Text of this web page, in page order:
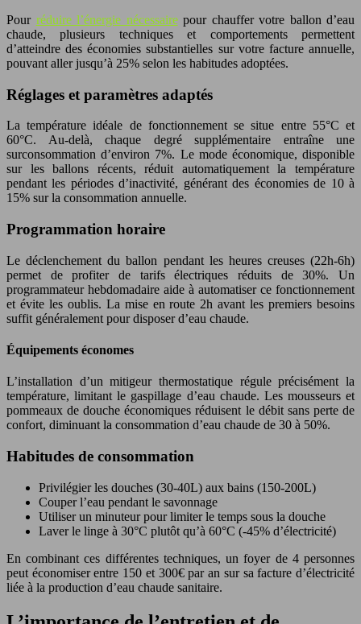
Pour réduire l’énergie nécessairepour chauffer votre ballon d’eau
chaude, plusieurs techniques et comportements permettent
d’atteindre des économies substantielles sur votre facture annuelle,
pouvant aller jusqu’à 25% selon les habitudes adoptées.
Réglages et paramètres adaptés
La température idéale de fonctionnement se situe entre 55°C et
60°C. Au-delà, chaque degré supplémentaire entraîne une
surconsommation d’environ 7%. Le mode économique, disponible
sur les ballons récents, réduit automatiquement la température
pendant les périodes d’inactivité, générant des économies de 10 à
15% sur la consommation annuelle.
Programmation horaire
Le déclenchement du ballon pendant les heures creuses (22h-6h)
permet de profiter de tarifs électriques réduits de 30%. Un
programmateur hebdomadaire aide à automatiser ce fonctionnement
et évite les oublis. La mise en route 2h avant les premiers besoins
suffit généralement pour disposer d’eau chaude.
Équipements économes
L’installation d’un mitigeur thermostatique régule précisément la
température, limitant le gaspillage d’eau chaude. Les mousseurs et
pommeaux de douche économiques réduisent le débit sans perte de
confort, diminuant la consommation d’eau chaude de 30 à 50%.
Habitudes de consommation
Privilégier les douches (30-40L) aux bains (150-200L)
Couper l’eau pendant le savonnage
Utiliser un minuteur pour limiter le temps sous la douche
Laver le linge à 30°C plutôt qu’à 60°C (-45% d’électricité)
En combinant ces différentes techniques, un foyer de 4 personnes
peut économiser entre 150 et 300€ par an sur sa facture d’électricité
liée à la production d’eau chaude sanitaire.